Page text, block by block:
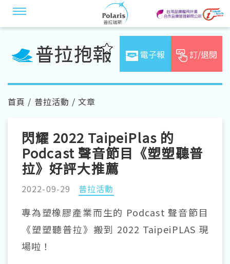
電子報 訂/退閱
首頁 / 普拉活動 / 文章
閃耀 2022 TaipeiPlas 的
Podcast 聲音節目《塑塑聽普
拉》好評大推薦
2022-09-29 普拉活動
專為塑橡膠產業而生的 Podcast 聲音節目
《塑塑聽普拉》搬到 2022 TaipeiPLAS 現
場啦！